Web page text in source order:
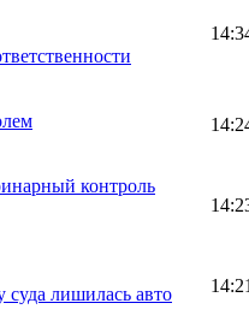
контроль
суда лишилась авто
14:21